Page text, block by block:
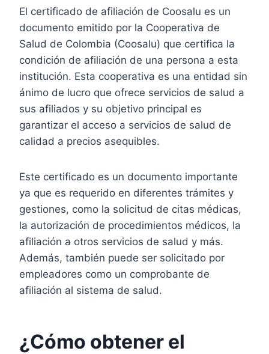
El certificado de afiliación de Coosalu es un
documento emitido por la Cooperativa de
Salud de Colombia (Coosalu) que certifica la
condición de afiliación de una persona a esta
institución. Esta cooperativa es una entidad sin
ánimo de lucro que ofrece servicios de salud a
sus afiliados y su objetivo principal es
garantizar el acceso a servicios de salud de
calidad a precios asequibles.
Este certificado es un documento importante
ya que es requerido en diferentes trámites y
gestiones, como la solicitud de citas médicas,
la autorización de procedimientos médicos, la
afiliación a otros servicios de salud y más.
Además, también puede ser solicitado por
empleadores como un comprobante de
afiliación al sistema de salud.
¿Cómo obtener el